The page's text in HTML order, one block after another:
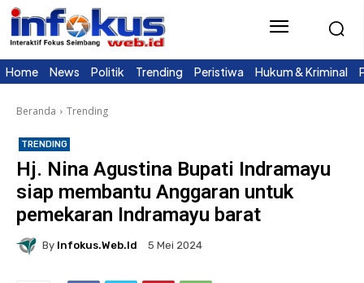
Home News Politik Trending Peristiwa Hukum & Kriminal
Beranda Trending
TRENDING
Hj. Nina Agustina Bupati Indramayu
siap membantu Anggaran untuk
pemekaran Indramayu barat
By Infokus.web.id 5 Mei 2024